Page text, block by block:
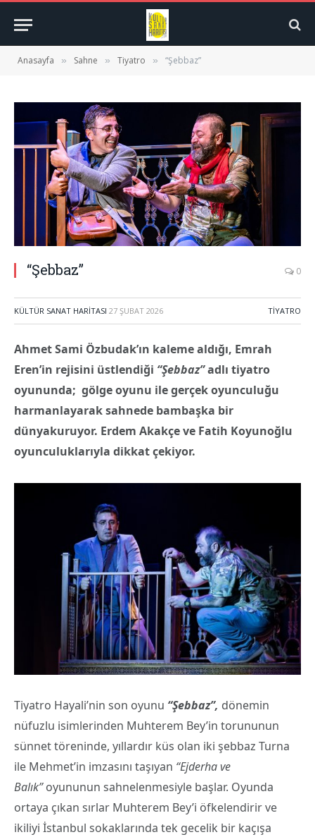
Anasayfa » Sahne » Tiyatro » “Şebbaz”
“Şebbaz” 0
KÜLTÜR SANAT HARITASI 27 ŞUBAT 2026 TIYATRO
Ahmet Sami Özbudak’ın kaleme aldığı, Emrah
Eren’in rejisini üstlendiği “Şebbaz”adlı tiyatro
oyununda; gölge oyunu ile gerçek oyunculuğu
harmanlayarak sahnede bambaşka bir
dünyakuruyor. Erdem Akakçe ve Fatih Koyunoğlu
oyunculuklarıyla dikkat çekiyor.
Tiyatro Hayali’nin son oyunu “Şebbaz”, dönemin
nüfuzlu isimlerinden Muhterem Bey’in torununun
sünnet töreninde, yıllardır küs olan iki şebbaz Turna
ile Mehmet’in imzasını taşıyan “Ejderha ve
Balık”oyununun sahnelenmesiyle başlar. Oyunda
ortaya çıkan sırlar Muhterem Bey’i öfkelendirir ve
ikiliyi İstanbul sokaklarında tek gecelik bir kaçışa